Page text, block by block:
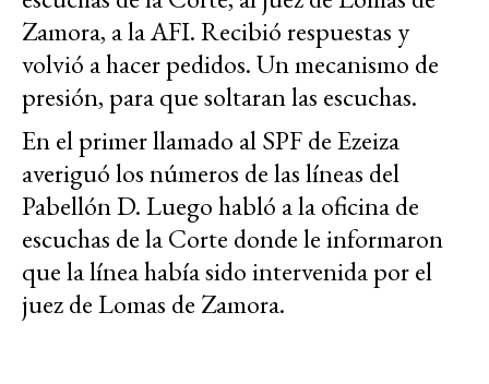
Zamora, a la AFI. Recibió respuestas y
volvió a hacer pedidos. Un mecanismo de
presión, para que soltaran las escuchas.
En el primer llamado al SPF de Ezeiza
averiguó los números de las líneas del
Pabellón D. Luego habló a la oficina de
escuchas de la Corte donde le informaron
que la línea había sido intervenida por el
juez de Lomas de Zamora.